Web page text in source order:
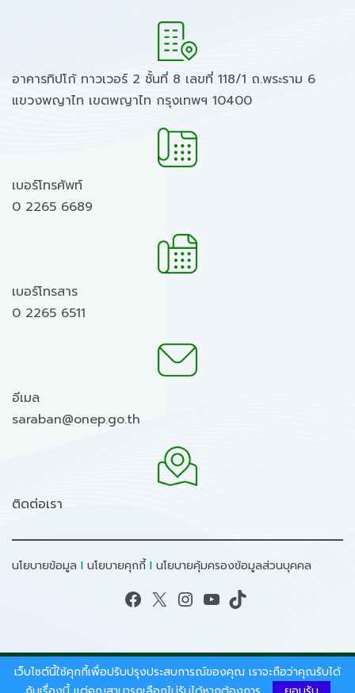
อาคารทิปโก้ ทาวเวอร์ 2 ชั้นที่ 8 เลขที่ 118/1 ถ.พระราม 6
แขวงพญาไท เขตพญาไท กรุงเทพฯ 10400
เบอร์โทรศัพท์
0 2265 6689
เบอร์โทรสาร
0 2265 6511
อีเมล
saraban@onep.go.th
ติดต่อเรา
นโยบายข้อมูล I นโยบายคุกกี้ I นโยบายคุ้มครองข้อมูลส่วนบุคคล
Facebook X Instagram YouTube TikTok
สงวนลิขสิทธิ์ © 2026 - สำนักงานนโยบายและแผน
เว็บไซต์นี้ใช้คุกกี้เพื่อปรับปรุงประสบการณ์ของคุณ เราจะถือว่าคุณรับได้